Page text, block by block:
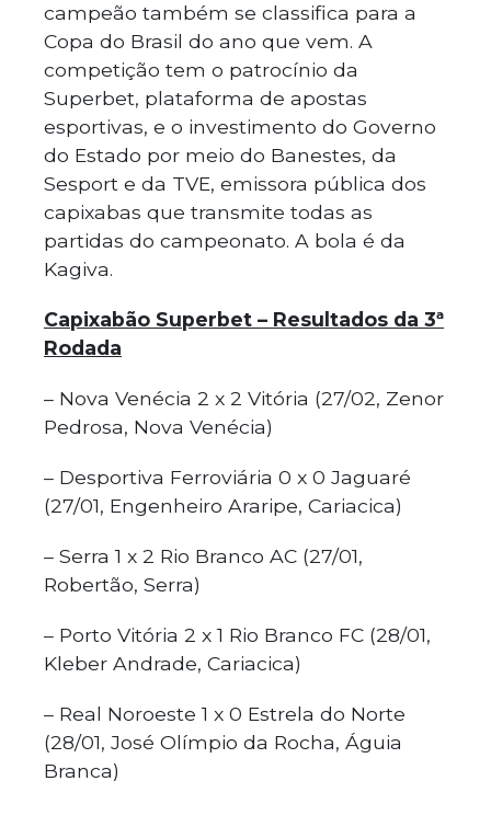
campeão também se classifica para a
Copa do Brasil do ano que vem. A
competição tem o patrocínio da
Superbet, plataforma de apostas
esportivas, e o investimento do Governo
do Estado por meio do Banestes, da
Sesport e da TVE, emissora pública dos
capixabas que transmite todas as
partidas do campeonato. A bola é da
Kagiva.
Capixabão Superbet – Resultados da 3ª
Rodada
– Nova Venécia 2 x 2 Vitória (27/02, Zenor
Pedrosa, Nova Venécia)
– Desportiva Ferroviária 0 x 0 Jaguaré
(27/01, Engenheiro Araripe, Cariacica)
– Serra 1 x 2 Rio Branco AC (27/01,
Robertão, Serra)
– Porto Vitória 2 x 1 Rio Branco FC (28/01,
Kleber Andrade, Cariacica)
– Real Noroeste 1 x 0 Estrela do Norte
(28/01, José Olímpio da Rocha, Águia
Branca)